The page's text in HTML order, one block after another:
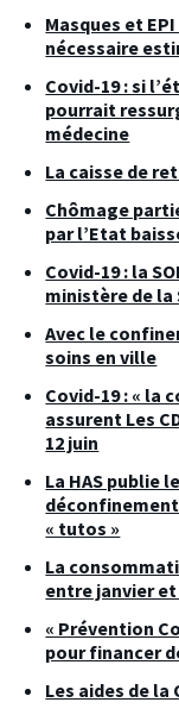
Masques et
nécessaire
Covid-19 : si
pourrait
médecine
La caisse de
Chômage
par l’Etat
Covid-19 : la
ministère de la
Avec le
soins en ville
Covid-19 : « la
assurent Les
12 juin
La HAS publie
« tutos »
La
entre janvier et
« Prévention
pour financer
Les aides de la